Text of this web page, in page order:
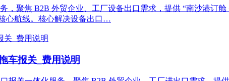
，聚焦 B2B 外贸企业、工厂设备出口需求，提供 “南沙港订
心航线。核心解决设备出口…
车报关_费用说明